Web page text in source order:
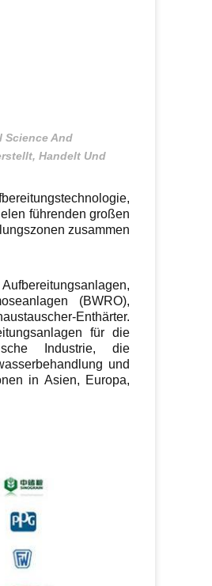
Science And
Handelt Und
führenden großen
zusammen
(BWRO),
Enthärter.
für die
Industrie, die
und
in Asien, Europa,